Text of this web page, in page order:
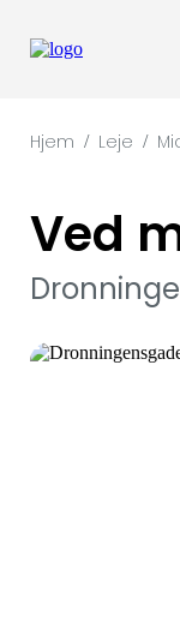
Hjem / Leje /
Ved